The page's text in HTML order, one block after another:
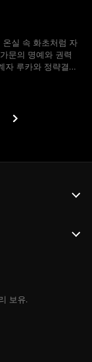
을 잃어가고, 자신
잡혀 버린다. 두 사
파국으로 치달을 악
야 할 운명이었음
실 속 화초처럼 자
문의 명예와 권력
자 루카와 정략결혼
길들여진 그에게 자
, 아니면 이 위험한
길일까?
보유.